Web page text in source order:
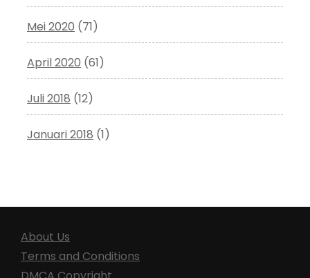
Mei 2020 (71)
April 2020 (61)
Juli 2018 (12)
Januari 2018 (1)
About Us
Terms and Conditions